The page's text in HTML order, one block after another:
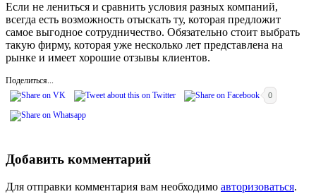
Если не лениться и сравнить условия разных компаний,
всегда есть возможность отыскать ту, которая предложит
самое выгодное сотрудничество. Обязательно стоит выбрать
такую фирму, которая уже несколько лет представлена на
рынке и имеет хорошие отзывы клиентов.
Поделиться...
0
Добавить комментарий
Для отправки комментария вам необходимо авторизоваться.